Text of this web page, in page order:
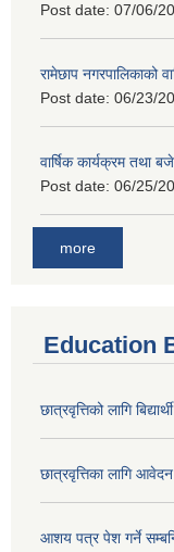
Post date: 07/06/
रामेछाप
Post date: 06/23/
वार्षिक कार्यक्रम
Post date: 06/25/
more
Education
छात्रवृत्तिको लागि
छात्रवृत्तिका लागि
आशय पत्र पेश गर्ने